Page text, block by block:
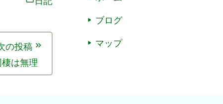
の投稿
は無理
ブログ
マップ